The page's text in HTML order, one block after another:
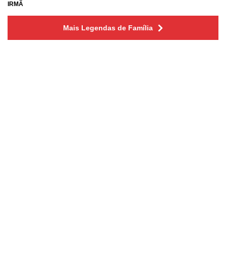
IRMÃ
Mais Legendas de Família